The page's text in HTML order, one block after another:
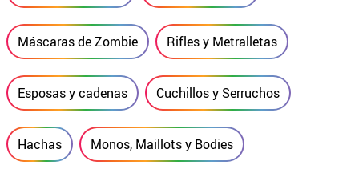
Máscaras de Zombie Rifles y Metralletas
Esposas y cadenas Cuchillos y Serruchos
Hachas Monos, Maillots y Bodies